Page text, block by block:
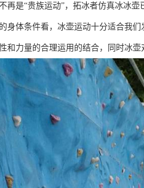
再是“贵族运动”，拓冰者仿真冰冰
身体条件看，冰壶运动十分适合我
和力量的合理运用的结合，同时冰壶